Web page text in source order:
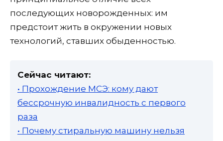
последующих новорожденных: им
предстоит жить в окружении новых
технологий, ставших обыденностью.
Сейчас читают:
• Прохождение МСЭ: кому дают
бессрочную инвалидность с первого
раза
• Почему стиральную машину нельзя